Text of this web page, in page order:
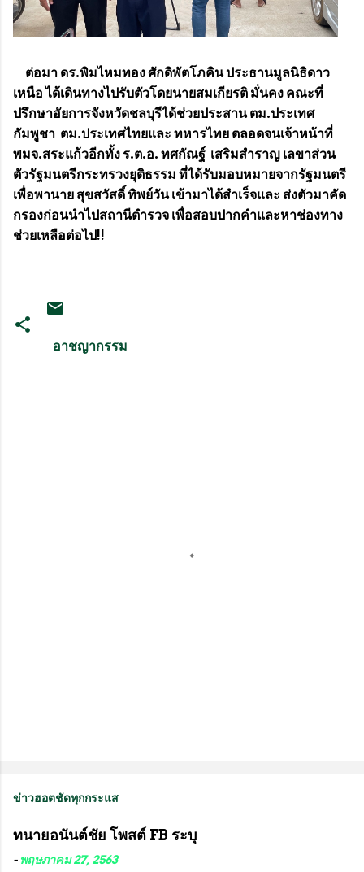
ต่อมา ดร.พิมไหมทอง ศักดิพัตโภคิน ประธานมูลนิธิดาว
เหนือ ได้เดินทางไปรับตัวโดยนายสมเกียรติ มั่นคง คณะที่
ปรึกษาอัยการจังหวัดชลบุรีได้ช่วยประสาน ตม.ประเทศ
กัมพูชา ตม.ประเทศไทยและ ทหารไทย ตลอดจนเจ้าหน้าที่
พมจ.สระแก้วอีกทั้ง ร.ต.อ. ทศกัณฐ์ เสริมสำราญ เลขาส่วน
ตัวรัฐมนตรีกระทรวงยุติธรรม ที่ได้รับมอบหมายจากรัฐมนตรี
เพื่อพานาย สุขสวัสดิ์ ทิพย์วัน เข้ามาได้สำเร็จและ ส่งตัวมาคัด
กรองก่อนนำไปสถานีตำรวจ เพื่อสอบปากคำและหาช่องทาง
ช่วยเหลือต่อไป!!
อาชญากรรม
ข่าวฮอตชัดทุกกระแส
ทนายอนันต์ชัย โพสต์ FB ระบุ
- พฤษภาคม 27, 2563